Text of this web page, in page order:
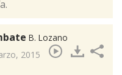
B. Lozano
2015